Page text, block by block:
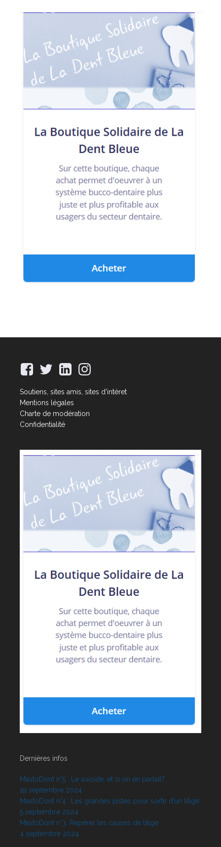
Soutiens, sites amis, sites d'intéret
Mentions légales
Charte de modération
Confidentialité
Dernières infos
MastoDont n°5 : Le suicide, et si on en parlait?
19 septembre 2024
MastoDont n°4 : Les grandes pistes pour sortir d’un litige
5 septembre 2024
MastoDont n°3: Repérer les causes de litige
4 septembre 2024